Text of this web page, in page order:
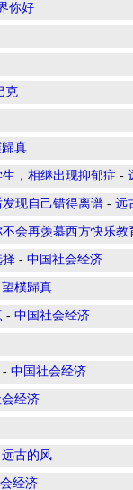
你好
克
真
，相继出现抑郁症 -
现自己错得离谱 - 远
会再羡慕西方快乐教
择 - 中国社会经济
望樸歸真
- 中国社会经济
- 中国社会经济
经济
远古的风
经济